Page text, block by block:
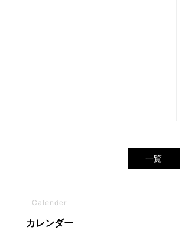
一覧
Calender
カレンダー